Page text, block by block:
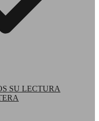
SU LECTURA